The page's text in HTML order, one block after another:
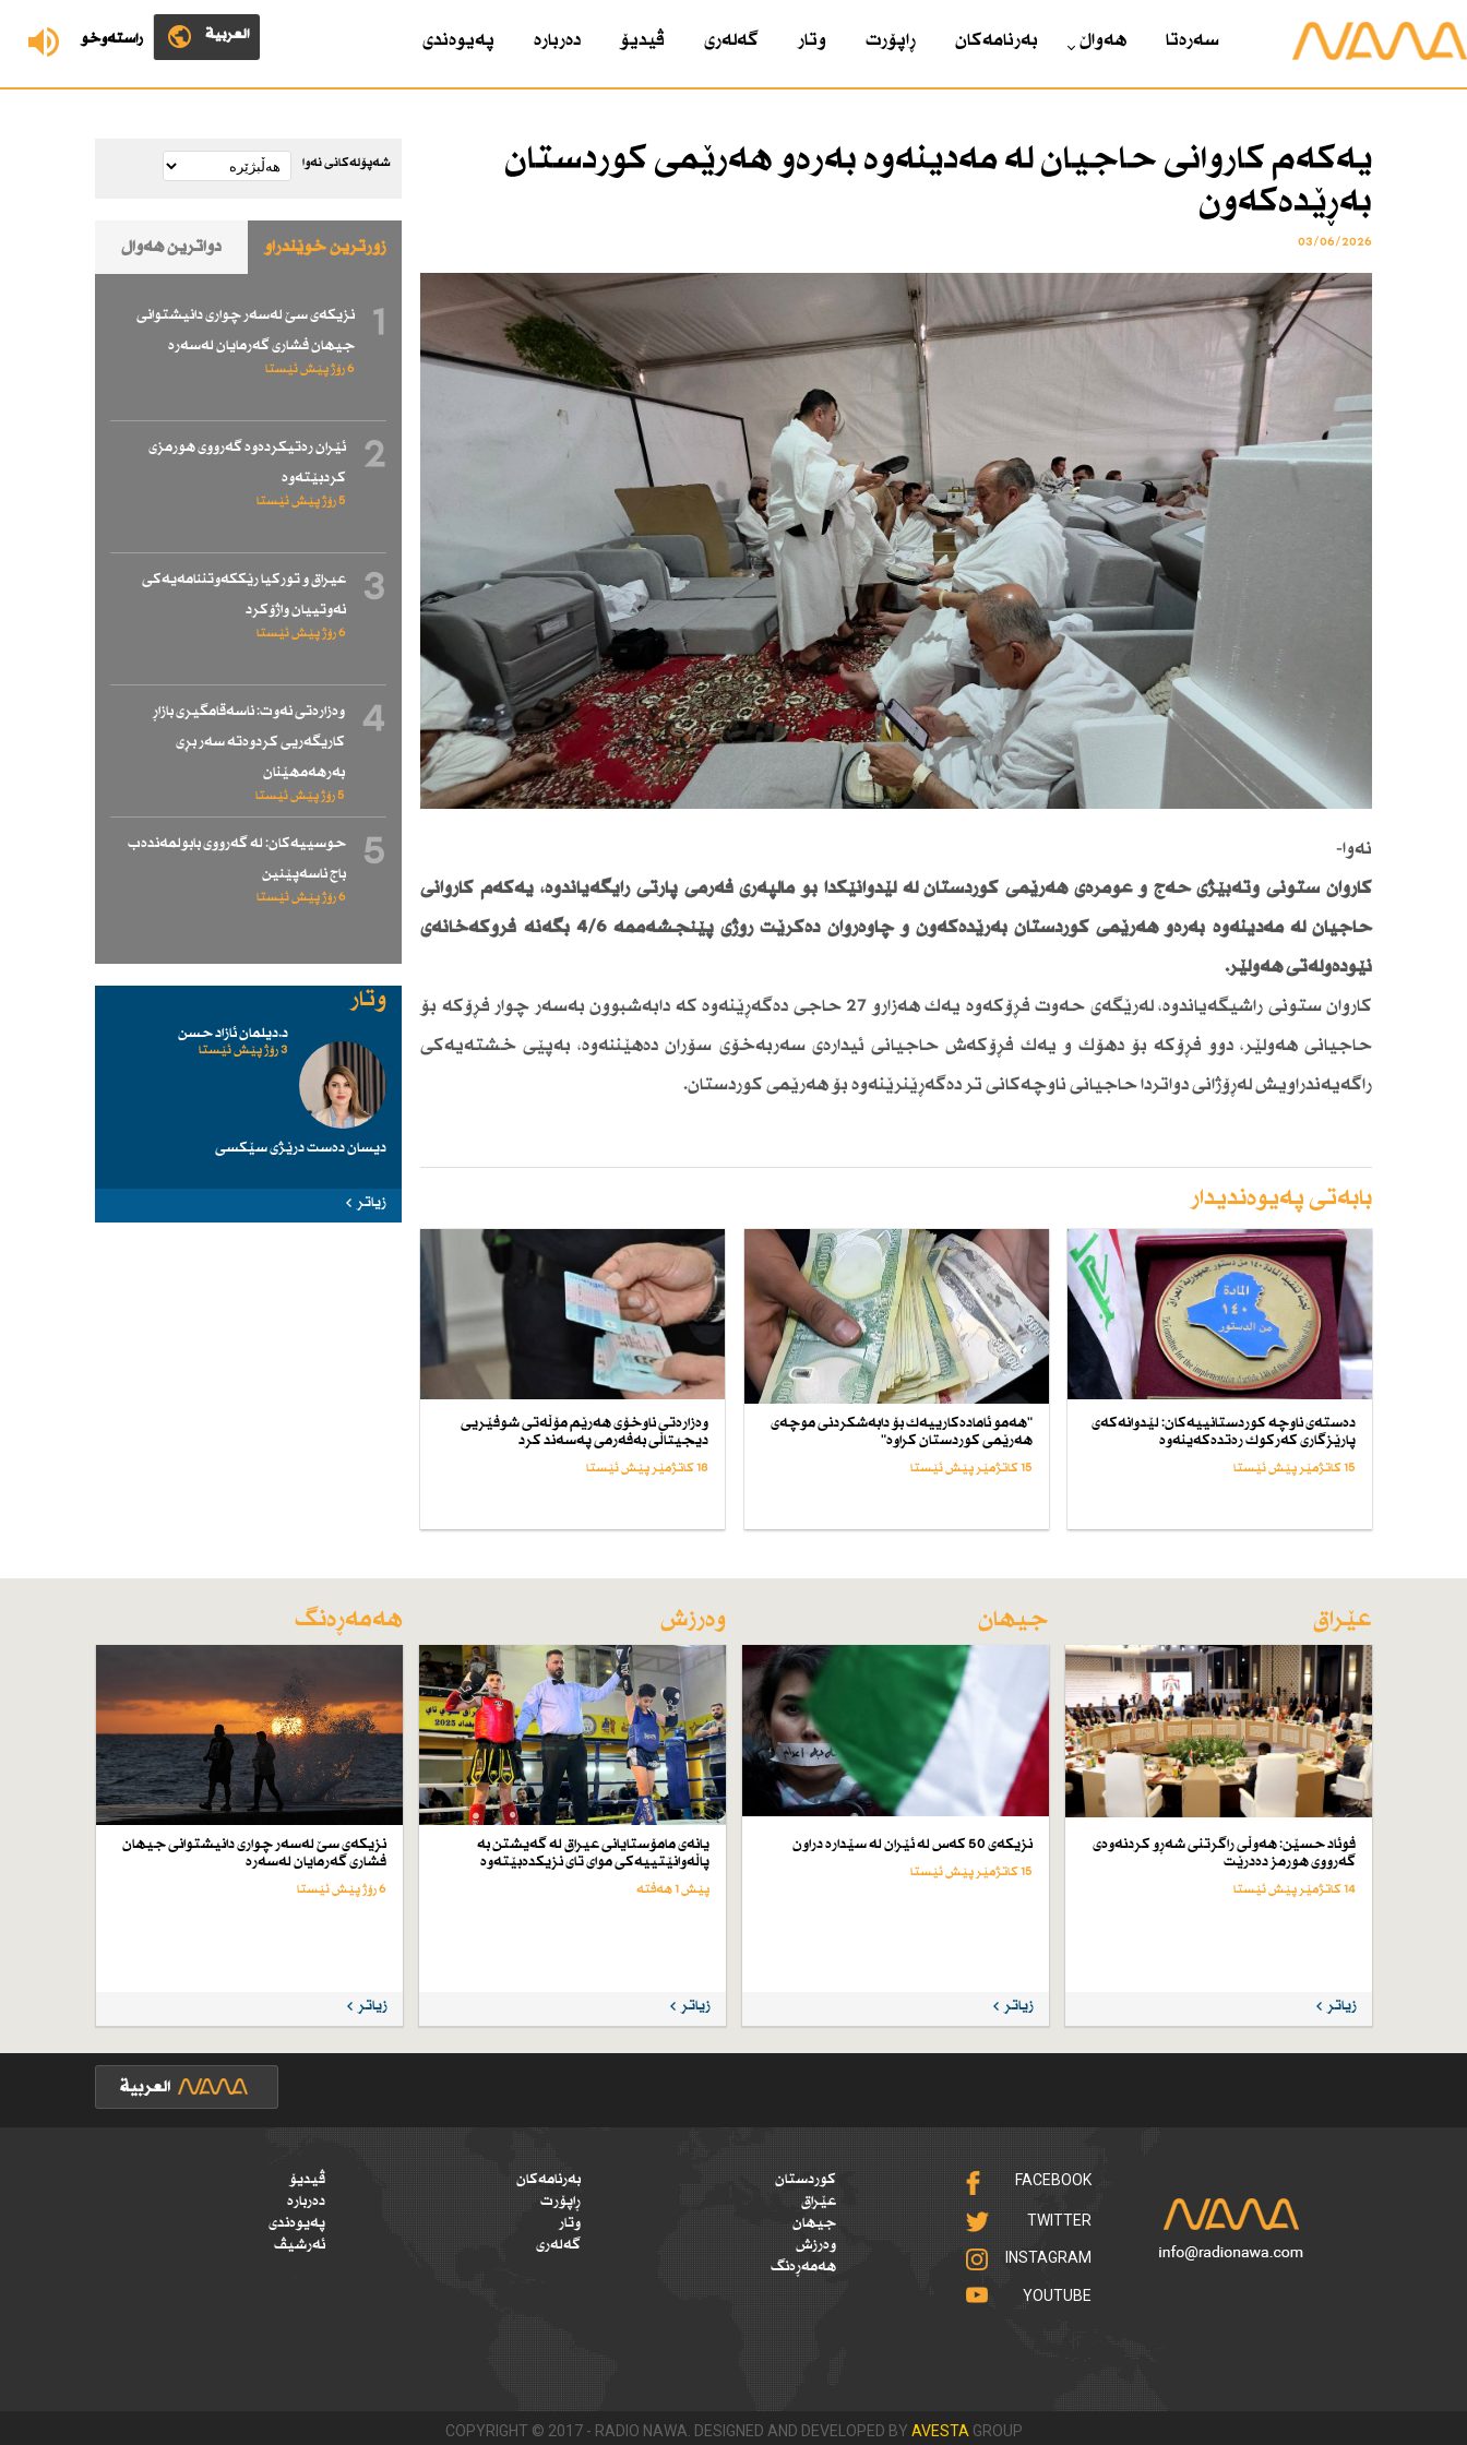
ڕاستەوخۆ العربية سەرەتا هەواڵ بەرنامەکان ڕاپۆرت وتار گەلەری ڤیدیۆ دەربارە پەیوەندی
یەكەم كاروانی حاجیان لە مەدینەوە بەرەو هەرێمی كوردستان
بەڕێدەكەون
03/06/2026
نەوا-
كاروان ستونی وتەبێژی حەج و عومرەی هەرێمی كوردستان لە لێدوانێكدا بۆ ماڵپەڕی فەرمی پارتی رایگەیاندوە، یەكەم كاروانی
حاجیان لە مەدینەوە بەرەو هەرێمی كوردستان بەڕێدەكەون و چاوەڕوان دەكرێت رۆژی پێنجشەممە 4/6 بگەنە فڕۆكەخانەی
نێودەوڵەتی هەولێر.
كاروان ستونی راشیگەیاندوە، لەرێگەی حەوت فڕۆكەوە یەك هەزارو 27 حاجی دەگەڕێنەوە كە دابەشبوون بەسەر چوار فڕۆكە بۆ
حاجیانی هەولێر، دوو فڕۆكە بۆ دهۆك و یەك فڕۆكەش حاجیانی ئیدارەی سەربەخۆی سۆران دەهێننەوە، بەپێی خشتەیەكی
راگەیەندراویش لەڕۆژانی دواتردا حاجیانی ناوچەكانی تر دەگەڕێنرێنەوە بۆ هەرێمی كوردستان.
بابەتی پەیوەندیدار
دەستەی ناوچە كوردستانییەكان: لێدوانەكەی
پارێزگاری كەركوك رەتدەكەینەوە
15 کاتژمێر پێش ئێستا
"هەمو ئامادەكارییەك بۆ دابەشكردنی موچەی
هەرێمی كوردستان كراوە"
15 کاتژمێر پێش ئێستا
وەزارەتی ناوخۆی هەرێم مۆڵەتی شوفێریی
دیجیتاڵی بەفەرمی پەسەند كرد
18 کاتژمێر پێش ئێستا
شەپۆلەکانی نەوا
زۆرترین خوێندراو دواترین هەواڵ
1
نزیكەی سێ لەسەر چواری دانیشتوانی
جیهان فشاری گەرمایان لەسەرە
6 رۆژ پێش ئێستا
2
ئێران رەتیكردەوە گەرووی هورمزی
كردبێتەوە
5 رۆژ پێش ئێستا
3
عیراق و توركیا رێككەوتننامەیەكی
نەوتییان واژۆكرد
6 رۆژ پێش ئێستا
4
وەزارەتی نەوت: ناسەقامگیری بازاڕ
كاریگەریی كردوەتە سەر بڕی
بەرهەمهێنان
5 رۆژ پێش ئێستا
5
حوسییەكان: لە گەرووی بابولمەندەب
باج ناسەپێنین
6 رۆژ پێش ئێستا
وتار
د.دیلمان ئازاد حسن
3 رۆژ پێش ئێستا
دیسان دەست درێژی سێكسی
زیاتر
عێراق
فوئاد حسێن: هەوڵی راگرتنی شەڕو كردنەوەی
گەرووی هورمز دەدرێت
14 کاتژمێر پێش ئێستا
زیاتر
جیهان
نزیكەی 50 كەس لە ئێران لە سێدارە دراون
15 کاتژمێر پێش ئێستا
زیاتر
وەرزش
یانەی مامۆستایانی عیراق لە گەیشتن بە
پاڵەوانێتییەكی موای تای نزیكدەبێتەوە
پێش 1 هەفتە
زیاتر
هەمەڕەنگ
نزیكەی سێ لەسەر چواری دانیشتوانی جیهان
فشاری گەرمایان لەسەرە
6 رۆژ پێش ئێستا
زیاتر
FACEBOOK
TWITTER
INSTAGRAM
YOUTUBE
کوردستان
عێراق
جیهان
وەرزش
هەمەڕەنگ
بەرنامەکان
ڕاپۆرت
وتار
گەلەری
ڤیدیۆ
دەربارە
پەیوەندی
ئەرشیڤ
COPYRIGHT © 2017 - RADIO NAWA. DESIGNED AND DEVELOPED BY AVESTA GROUP